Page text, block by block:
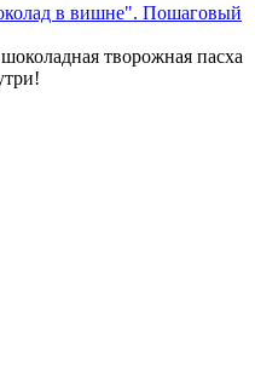
в вишне". Пошаговый
творожная пасха